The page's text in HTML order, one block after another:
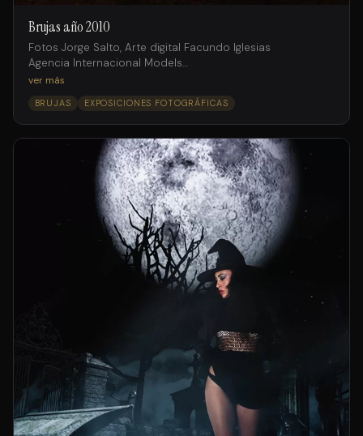
Brujas año 2010
Fotos Jorge Salto, Arte digital Facundo Iglesias
Agencia Internacional Models
Producción
Mariana Solís
Asistentes de producción
Gustavo D’andraia
Jorge Salto (h)
Make-Up y Pelo
Bea Belaustegui
para Purpura Hair Space
ver más
BRUJAS EXPOSICIONES FOTOGRÁFICAS